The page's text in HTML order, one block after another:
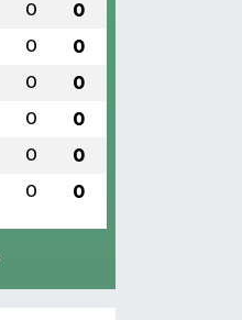
0 0
0 0
0 0
0 0
0 0
0 0